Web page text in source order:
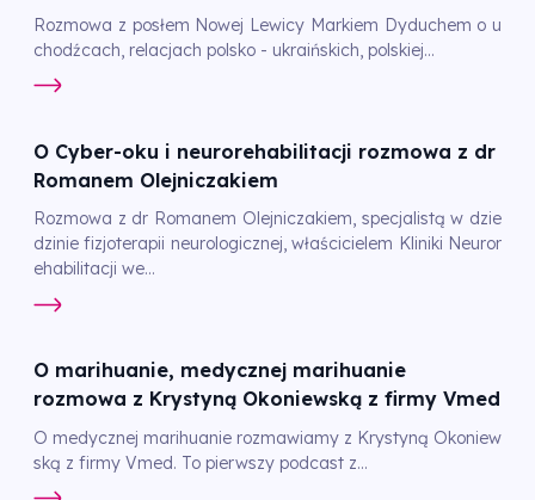
Rozmowa z posłem Nowej Lewicy Markiem Dyduchem o u
chodźcach, relacjach polsko - ukraińskich, polskiej...
O Cyber-oku i neurorehabilitacji rozmowa z dr
Romanem Olejniczakiem
Rozmowa z dr Romanem Olejniczakiem, specjalistą w dzie
dzinie fizjoterapii neurologicznej, właścicielem Kliniki Neuror
ehabilitacji we...
O marihuanie, medycznej marihuanie
rozmowa z Krystyną Okoniewską z firmy Vmed
O medycznej marihuanie rozmawiamy z Krystyną Okoniew
ską z firmy Vmed. To pierwszy podcast z...